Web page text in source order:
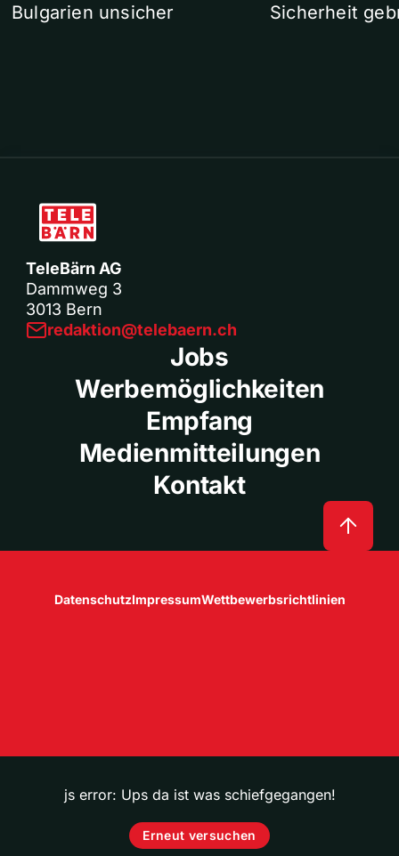
Bulgarien unsicher
Sicherheit
TeleBärn AG
Dammweg 3
3013 Bern
redaktion@telebaern.ch
Jobs
Werbemöglichkeiten
Empfang
Medienmitteilungen
Kontakt
DatenschutzImpressumWettbewerbsrichtlinien
js error: Ups da ist was schiefgegangen!
Erneut versuchen